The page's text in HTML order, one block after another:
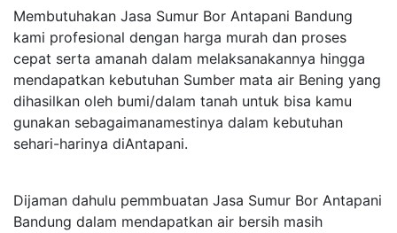
Membutuhakan Jasa Sumur Bor Antapani Bandung
kami profesional dengan harga murah dan proses
cepat serta amanah dalam melaksanakannya hingga
mendapatkan kebutuhan Sumber mata air Bening yang
dihasilkan oleh bumi/dalam tanah untuk bisa kamu
gunakan sebagaimanamestinya dalam kebutuhan
sehari-harinya diAntapani.
Dijaman dahulu pemmbuatan Jasa Sumur Bor Antapani
Bandung dalam mendapatkan air bersih masih